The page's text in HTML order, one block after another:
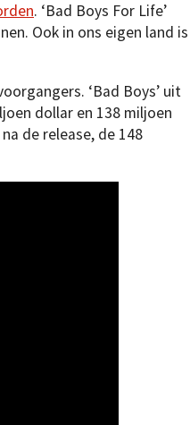
. ‘Bad Boys For Life’
Ook in ons eigen land is
‘Bad Boys’ uit
dollar en 138 miljoen
de release, de 148